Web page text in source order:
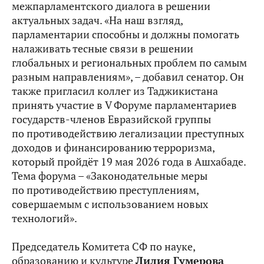
межпарламентского диалога в решении
актуальных задач. «На наш взгляд,
парламентарии способны и должны помогать
налаживать тесные связи в решении
глобальных и региональных проблем по самым
разным направлениям», – добавил сенатор. Он
также пригласил коллег из Таджикистана
принять участие в V Форуме парламентариев
государств-членов Евразийской группы
по противодействию легализации преступных
доходов и финансированию терроризма,
который пройдёт 19 мая 2026 года в Ашхабаде.
Тема форума – «Законодательные меры
по противодействию преступлениям,
совершаемым с использованием новых
технологий».
Председатель Комитета СФ по науке,
образованию и культуреЛилия Гумерова